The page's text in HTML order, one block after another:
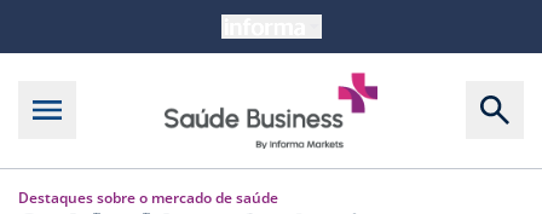
Destaques sobre o mercado de saúde